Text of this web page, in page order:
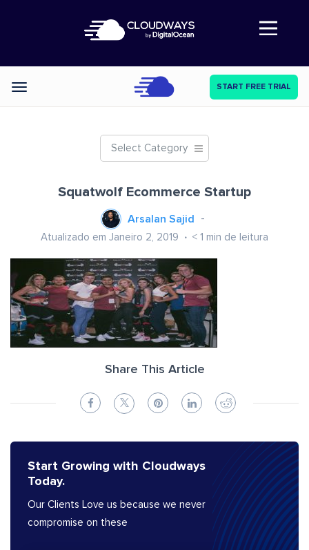
Abre a navegação
Categories START FREE TRIAL
Select Category
Squatwolf Ecommerce Startup
Arsalan Sajid
Atualizado em Janeiro 2, 2019 < 1 min de leitura
Share This Article
Start Growing with Cloudways
Today.
Our Clients Love us because we never
compromise on these